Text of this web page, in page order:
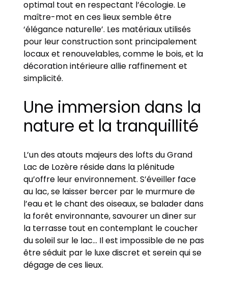
optimal tout en respectant l’écologie. Le
maître-mot en ces lieux semble être
‘élégance naturelle’. Les matériaux utilisés
pour leur construction sont principalement
locaux et renouvelables, comme le bois, et la
décoration intérieure allie raffinement et
simplicité.
Une immersion dans la
nature et la tranquillité
L’un des atouts majeurs des lofts du Grand
Lac de Lozère réside dans la plénitude
qu’offre leur environnement. S’éveiller face
au lac, se laisser bercer par le murmure de
l’eau et le chant des oiseaux, se balader dans
la forêt environnante, savourer un diner sur
la terrasse tout en contemplant le coucher
du soleil sur le lac… Il est impossible de ne pas
être séduit par le luxe discret et serein qui se
dégage de ces lieux.